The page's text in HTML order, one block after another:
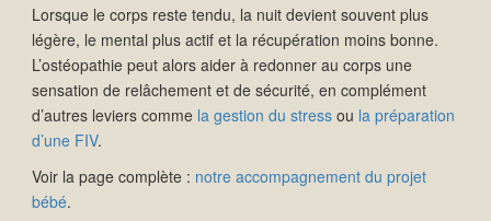
Lorsque le corps reste tendu, la nuit devient souvent plus
légère, le mental plus actif et la récupération moins bonne.
L’ostéopathie peut alors aider à redonner au corps une
sensation de relâchement et de sécurité, en complément
d’autres leviers comme la gestion du stress ou la préparation
d’une FIV.
Voir la page complète : notre accompagnement du projet
bébé.